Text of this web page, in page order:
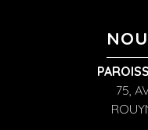
75,